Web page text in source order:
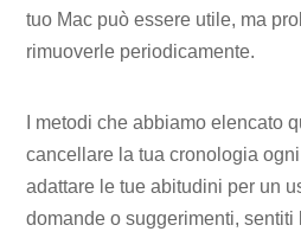
tuo Mac può essere utile, ma
rimuoverle periodicamente.
I metodi che abbiamo elencato
cancellare la tua cronologia
adattare le tue abitudini per un
domande o suggerimenti,